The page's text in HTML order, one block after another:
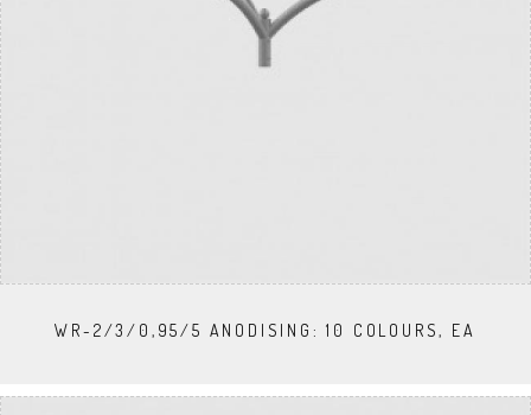
WR-2/3/0,95/5 ANODISING: 10 COLOURS, EA